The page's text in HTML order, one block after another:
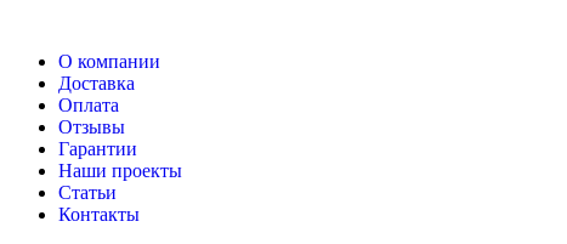
О компании
Доставка
Оплата
Отзывы
Гарантии
Наши проекты
Статьи
Контакты